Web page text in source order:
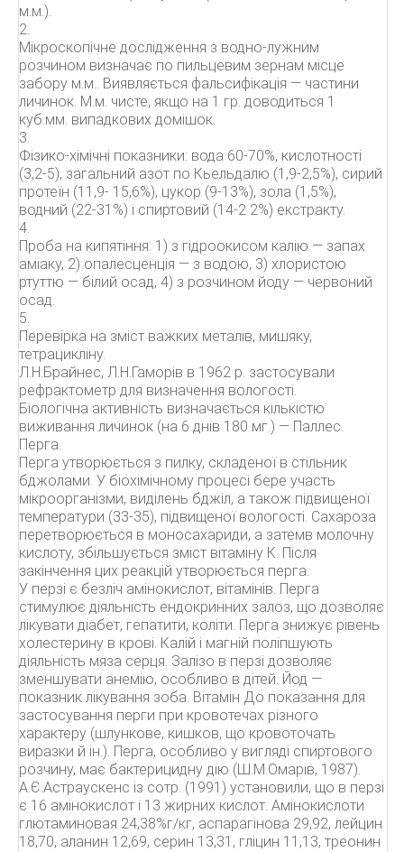
м.м.).
2.
Мікроскопічне дослідження з водно-лужним
розчином визначає по пильцевим зернам місце
забору м.м.. Виявляється фальсифікація — частини
личинок. М.м. чисте, якщо на 1 гр. доводиться 1
куб.мм. випадкових домішок.
3.
Фізико-хімічні показники: вода 60-70%, кислотності
(3,2-5), загальний азот по Кьельдалю (1,9-2,5%), сирий
протеїн (11,9- 15,6%), цукор (9-13%), зола (1,5%),
водний (22-31%) і спиртовий (14-2 2%) екстракту.
4.
Проба на кипятіння: 1) з гідроокисом калію — запах
аміаку, 2) опалесценція — з водою, 3) хлористою
ртуттю — білий осад, 4) з розчином йоду — червоний
осад.
5.
Перевірка на зміст важких металів, мишяку,
тетрацикліну.
Л.Н.Брайнес, Л.Н.Гаморів в 1962 р. застосували
рефрактометр для визначення вологості.
Біологічна активність визначається кількістю
виживання личинок (на 6 днів 180 мг.) — Паллес.
Перга.
Перга утворюється з пилку, складеної в стільник
бджолами. У біохімічному процесі бере участь
мікроорганізми, виділень бджіл, а також підвищеної
температури (33-35), підвищеної вологості. Сахароза
перетворюється в моносахариди, а затемв молочну
кислоту, збільшується зміст вітаміну К. Після
закінчення цих реакцій утворюється перга.
У перзі є безліч амінокислот, вітамінів. Перга
стимулює діяльність ендокринних залоз, що дозволяє
лікувати діабет, гепатити, коліти. Перга знижує рівень
холестерину в крові. Калій і магній поліпшують
діяльність мяза серця. Залізо в перзі дозволяє
зменшувати анемію, особливо в дітей. Йод —
показник лікування зоба. Вітамін До показання для
застосування перги при кровотечах різного
характеру (шлункове, кишков, що кровоточать
виразки й ін.). Перга, особливо у вигляді спиртового
розчину, має бактерицидну дію (Ш.М.Омарів, 1987).
А.Є.Астраускенс із сотр. (1991) установили, що в перзі
є 16 амінокислот і 13 жирних кислот. Амінокислоти
глютаминовая 24,38%г/кг, аспарагінова 29,92, лейцин
18,70, аланин 12,69, серин 13,31, гліцин 11,13, треонин